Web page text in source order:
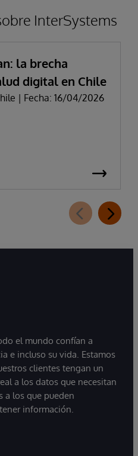
InterSystems
la brecha
digital en Chile
| Fecha: 16/04/2026
el mundo confían a
e incluso su vida. Estamos
clientes tengan un
a los datos que necesitan
a los que pueden
información.